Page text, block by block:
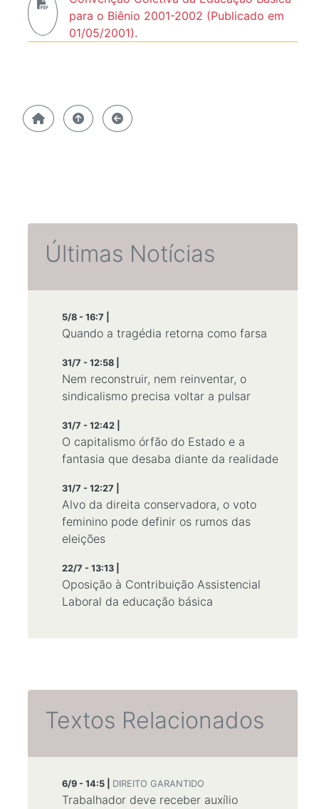
para o Biênio 2001-2002 (Publicado em
01/05/2001).
Últimas Notícias
5/8 - 16:7 |
Quando a tragédia retorna como farsa
31/7 - 12:58 |
Nem reconstruir, nem reinventar, o
sindicalismo precisa voltar a pulsar
31/7 - 12:42 |
O capitalismo órfão do Estado e a
fantasia que desaba diante da realidade
31/7 - 12:27 |
Alvo da direita conservadora, o voto
feminino pode definir os rumos das
eleições
22/7 - 13:13 |
Oposição à Contribuição Assistencial
Laboral da educação básica
Textos Relacionados
6/9 - 14:5 | DIREITO GARANTIDO
Trabalhador deve receber auxílio